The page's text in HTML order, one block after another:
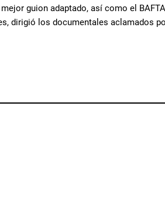
guion adaptado, así como el
dirigió los documentales aclamados